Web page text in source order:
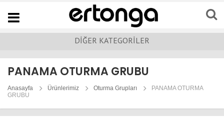
Navigation
DİĞER KATEGORİLER
PANAMA OTURMA GRUBU
Anasayfa Ürünlerimiz Oturma Grupları
PANAMA OTURMA
GRUBU